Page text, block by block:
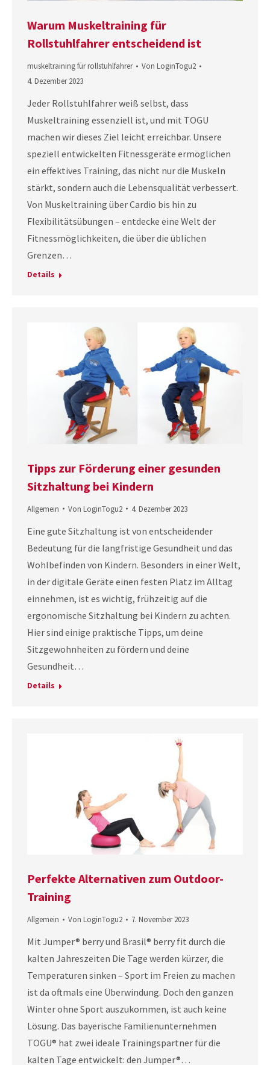
Warum Muskeltraining für
Rollstuhlfahrer entscheidend ist
muskeltraining für rollstuhlfahrer Von LoginTogu2
4. Dezember 2023
Jeder Rollstuhlfahrer weiß selbst, dass
Muskeltraining essenziell ist, und mit TOGU
machen wir dieses Ziel leicht erreichbar. Unsere
speziell entwickelten Fitnessgeräte ermöglichen
ein effektives Training, das nicht nur die Muskeln
stärkt, sondern auch die Lebensqualität verbessert.
Von Muskeltraining über Cardio bis hin zu
Flexibilitätsübungen – entdecke eine Welt der
Fitnessmöglichkeiten, die über die üblichen
Grenzen…
Details
Tipps zur Förderung einer gesunden
Sitzhaltung bei Kindern
Allgemein Von LoginTogu2 4. Dezember 2023
Eine gute Sitzhaltung ist von entscheidender
Bedeutung für die langfristige Gesundheit und das
Wohlbefinden von Kindern. Besonders in einer Welt,
in der digitale Geräte einen festen Platz im Alltag
einnehmen, ist es wichtig, frühzeitig auf die
ergonomische Sitzhaltung bei Kindern zu achten.
Hier sind einige praktische Tipps, um deine
Sitzgewohnheiten zu fördern und deine
Gesundheit…
Details
Perfekte Alternativen zum Outdoor-
Training
Allgemein Von LoginTogu2 7. November 2023
Mit Jumper® berry und Brasil® berry fit durch die
kalten Jahreszeiten Die Tage werden kürzer, die
Temperaturen sinken – Sport im Freien zu machen
ist da oftmals eine Überwindung. Doch den ganzen
Winter ohne Sport auszukommen, ist auch keine
Lösung. Das bayerische Familienunternehmen
TOGU® hat zwei ideale Trainingspartner für die
kalten Tage entwickelt: den Jumper®…